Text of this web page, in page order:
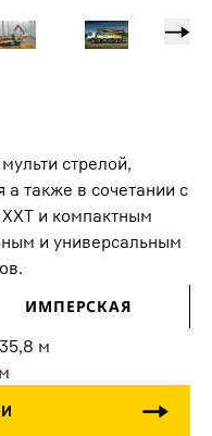
стрелой,
а также в сочетании с
и компактным
и универсальным
ИМПЕРСКАЯ
35,8 м
м